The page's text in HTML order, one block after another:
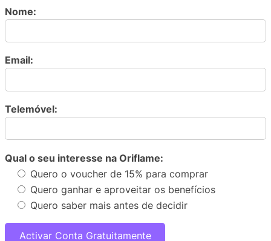
Nome:
Email:
Telemóvel:
Qual o seu interesse na Oriflame:
Quero o voucher de 15% para comprar
Quero ganhar e aproveitar os benefícios
Quero saber mais antes de decidir